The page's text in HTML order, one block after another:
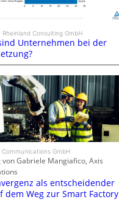
Rheinland Consulting GmbH
Unternehmen bei der
Communications GmbH
Gabriele Mangiafico, Axis
als entscheidender
dem Weg zur Smart Factory